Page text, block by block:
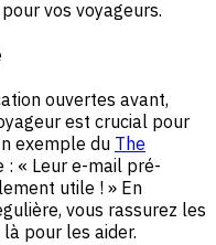
vos voyageurs.
ouvertes avant,
est crucial pour
exemple du The
: « Leur e-mail pré-
utile ! » En
vous rassurez les
pour les aider.